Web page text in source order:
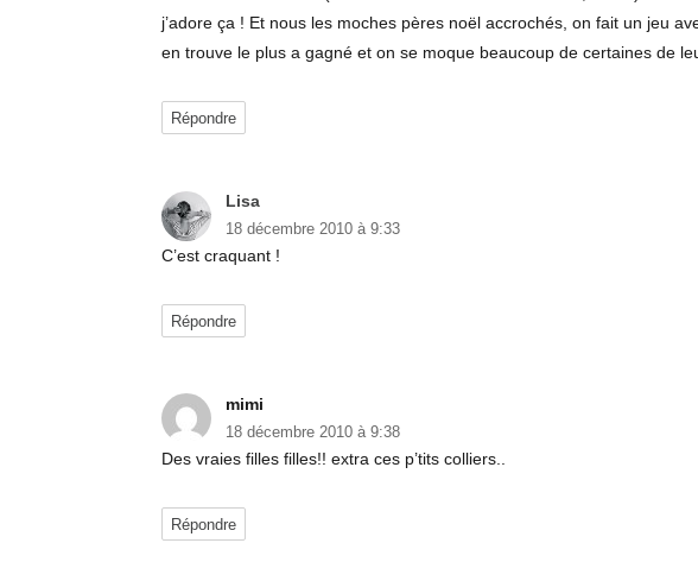
j’adore ça ! Et nous les moches pères noël accrochés, on fait un jeu
en trouve le plus a gagné et on se moque beaucoup de certaines de
Répondre
Lisa
18 décembre 2010 à 9:33
C’est craquant !
Répondre
mimi
18 décembre 2010 à 9:38
Des vraies filles filles!! extra ces p’tits colliers..
Répondre